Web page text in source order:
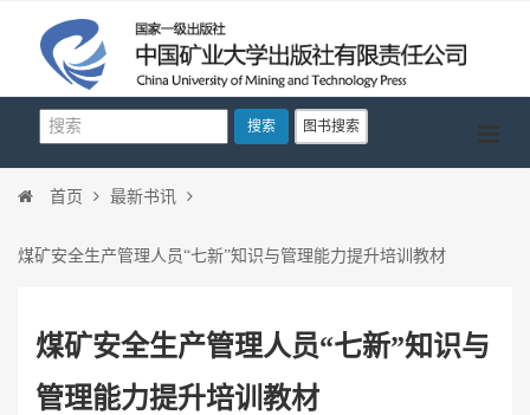
搜索 图书搜索
首页 最新书讯
煤矿安全生产管理人员“七新”知识与管理能力提升培训教材
煤矿安全生产管理人员“七新”知识与
管理能力提升培训教材